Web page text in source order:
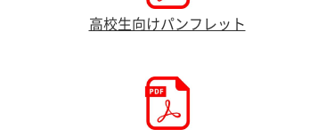
高校生向けパンフレット